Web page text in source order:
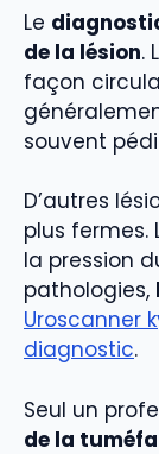
Le
de la lésion.
façon
souvent
D’autres
plus fermes.
la pression
pathologies,
Uroscanner
diagnostic.
Seul un
de la